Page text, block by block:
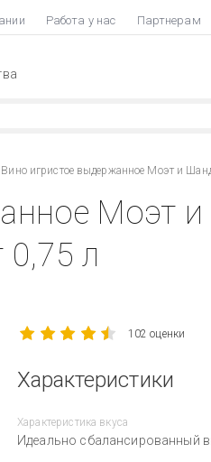
Работа у нас Партнерам
Вино игристое выдержанное Моэт и
Моэт
л
102 оценки
Характеристики
Характеристика вкуса
Идеально сбалансированный